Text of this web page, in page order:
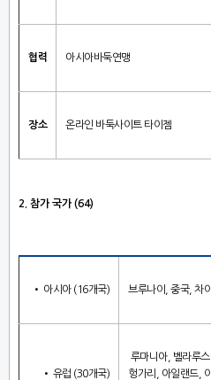
협력 아시아바둑연맹
장소 온라인 바둑사이트 타이젬
2. 참가국가(64)
• 아시아(16개국) 브루나이 중국, 차
• 유럽 (30개국)
루마니아, 벨라루
헝가리, 아일랜드,